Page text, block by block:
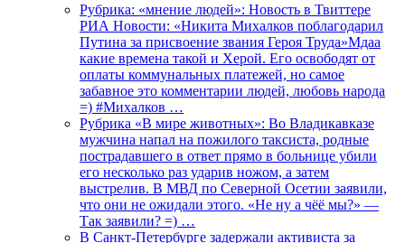
Рубрика: «мнение людей»: Новость в Твиттере
РИА Новости: «Никита Михалков поблагодарил
Путина за присвоение звания Героя Труда»Мдаа
какие времена такой и Херой. Его освободят от
оплаты коммунальных платежей, но самое
забавное это комментарии людей, любовь народа
=) #Михалков …
Рубрика «В мире животных»: Во Владикавказе
мужчина напал на пожилого таксиста, родные
пострадавшего в ответ прямо в больнице убили
его несколько раз ударив ножом, а затем
выстрелив. В МВД по Северной Осетии заявили,
что они не ожидали этого. «Не ну а чёё мы?» —
Так заявили? =) …
В Санкт-Петербурге задержали активиста за